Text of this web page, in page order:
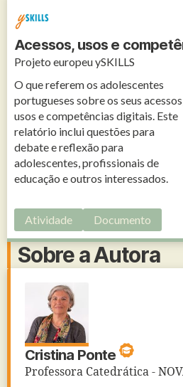
Acessos, usos e
Projeto europeu ySKILLS
O que referem os adolescentes
portugueses sobre os seus
usos e competências digitais. Este
relatório inclui questões para
debate e reflexão para
adolescentes, profissionais de
educação e outros interessados.
Atividade Documento
Sobre a Autora
Cristina Ponte
Professora Catedrática -